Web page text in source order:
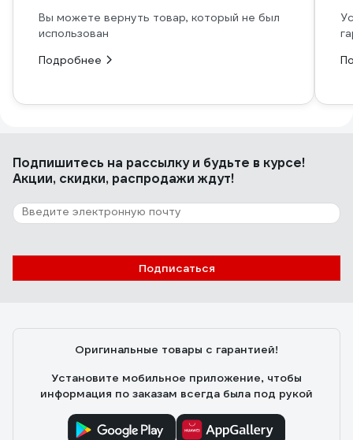
Вы можете вернуть товар, который не был
использован
Подробнее
Подпишитесь на рассылкуи будьте в курсе!
Акции, скидки, распродажи ждут!
Подписаться
Оригинальные товары с гарантией!
Установите мобильное приложение, чтобы
информация по заказам всегда была под рукой